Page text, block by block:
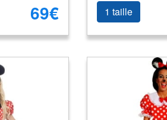
69€
1 taille